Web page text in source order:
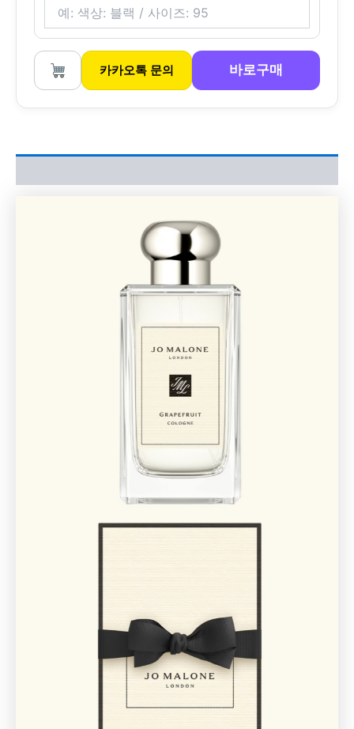
카카오톡 문의 바로구매